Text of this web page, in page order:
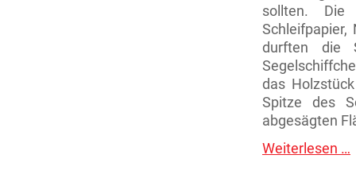
sollten. Die
Schleifpapier,
durften die
das
Spitze des
abgesägten
Weiterlesen …